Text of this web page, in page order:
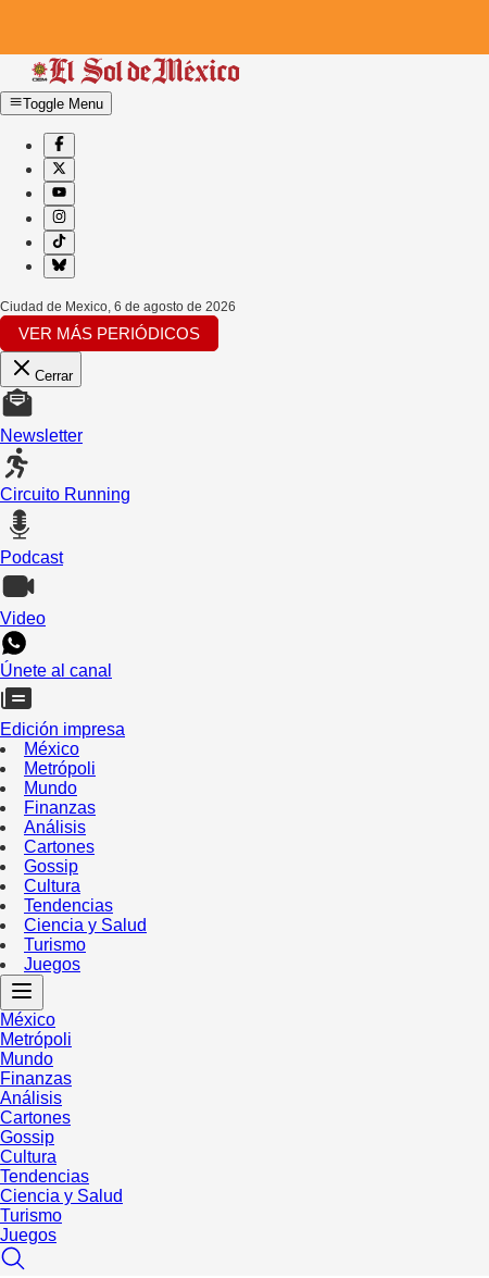
Toggle Menu
Ciudad de Mexico, 6 de agosto de 2026
VER MÁS PERIÓDICOS
Cerrar
Newsletter
Circuito Running
Podcast
Video
Únete al canal
Edición impresa
México
Metrópoli
Mundo
Finanzas
Análisis
Cartones
Gossip
Cultura
Tendencias
Ciencia y Salud
Turismo
Juegos
México
Metrópoli
Mundo
Finanzas
Análisis
Cartones
Gossip
Cultura
Tendencias
Ciencia y Salud
Turismo
Juegos